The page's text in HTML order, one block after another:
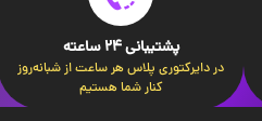
پشتیبانی 24 ساعته
در دایرکتوری پلاس هر ساعت از شبانه‌روز
کنار شما هستیم